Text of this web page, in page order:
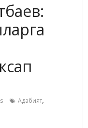
Адабият,